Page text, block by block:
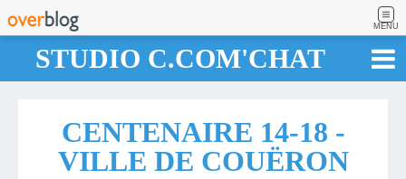
MENU
STUDIO C.COM'CHAT
CENTENAIRE 14-18 -
VILLE DE COUËRON